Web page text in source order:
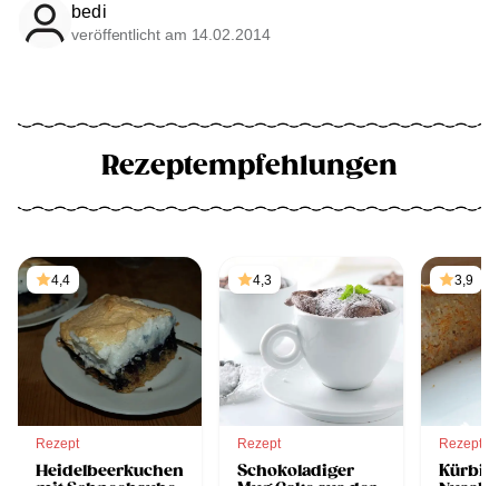
bedi
veröffentlicht am 14.02.2014
Rezeptempfehlungen
4,4
Rezept
Heidelbeerkuchen
4,3
Rezept
Schokoladiger
3,9
Rezept